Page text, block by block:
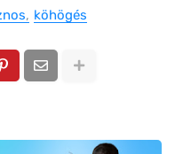
köhögés